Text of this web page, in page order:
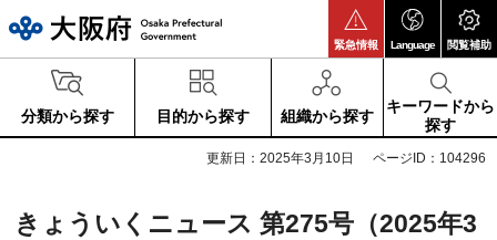
緊急情報 Language 閲覧補助
分類から探す 目的から探す 組織から探す
キーワードから
探す
更新日：2025年3月10日 ページID：104296
きょういくニュース 第275号（2025年3